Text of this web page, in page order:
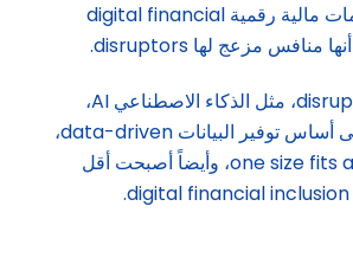
وقد تزامن هذا الحدث أيضاً مع ظهور نمط معين من الشركات الناشئة startups، متخصصة في تطوير وتوفير التكنولوجيا الرقمية، متخصصة فقط في تقديم خدمات مالية رقمية digital financial
إلا أن الزخم الكبير، الذي طرأ على قطاع الخدمات المالية الرقمية، والانتشار الواسع لشركات الفنتكس، جاء مع ظهور التكنولوجيا المبتكرة disruptive technologies، مثل الذكاء الاصطناعي AI،
سلسلة الكتل blockchain، مراكز البيانات الضخمة hyperscalers، وأخرى مثل quantum computing، بحيث أصبحت الخدمات والمنتجات المالية تقوم على أساس توفير البيانات data-driven،
بحيث تصمم تلك الخدمات والمنتجات حسب احتياجات كل عميل على حدة customer centric، وليس من خلال المبدأ التقليدي «قياس واحد مناسب للجميع» one size fits all، وأيضاً أصبحت أقل